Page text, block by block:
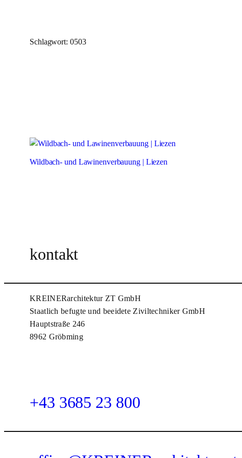
Schlagwort: 0503
Wildbach- und Lawinenverbauung | Liezen
kontakt
KREINERarchitektur ZT GmbH
Staatlich befugte und beeidete Ziviltechniker GmbH
Hauptstraße 246
8962 Gröbming
+43 3685 23 800